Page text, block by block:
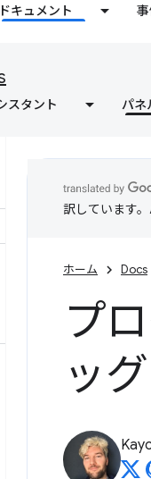
ドキュメント
スタント パネ
訳しています
ホーム Docs
プ
ッ